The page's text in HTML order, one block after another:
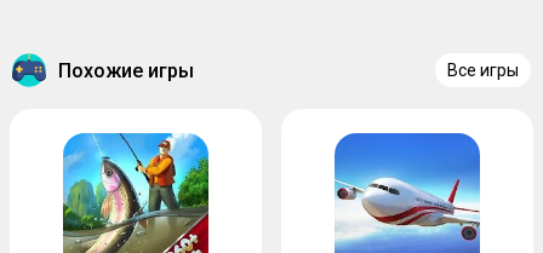
Похожие игры Все игры